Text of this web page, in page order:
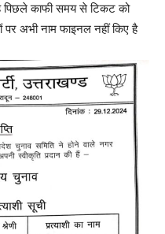
पिछले काफी समय से टिकट को
अभी नाम फाइनल नहीं किए है